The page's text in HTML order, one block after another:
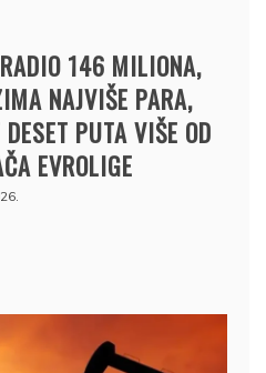
146 MILIONA,
NAJVIŠE PARA,
PUTA VIŠE OD
EVROLIGE